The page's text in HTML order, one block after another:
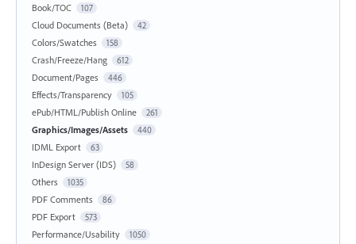
Book/TOC 107
Cloud Documents (Beta) 42
Colors/Swatches 158
Crash/Freeze/Hang 612
Document/Pages 446
Effects/Transparency 105
ePub/HTML/Publish Online 261
Graphics/Images/Assets 440
IDML Export 63
InDesign Server (IDS) 58
Others 1035
PDF Comments 86
PDF Export 573
Performance/Usability 1050